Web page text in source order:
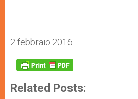
2 febbraio 2016
Related Posts: